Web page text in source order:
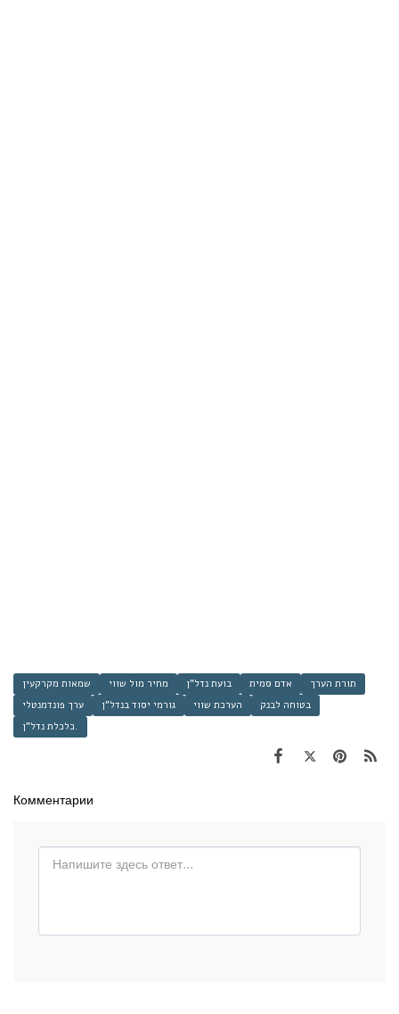
שמאות מקרקעין מחיר מול שווי בועת נדל"ן אדם סמית
תורת הערך
ערך פונדמנטלי
גורמי יסוד בנדל"ן הערכת שווי
בטוחה לבנק
כלכלת נדל"ן.
Комментарии